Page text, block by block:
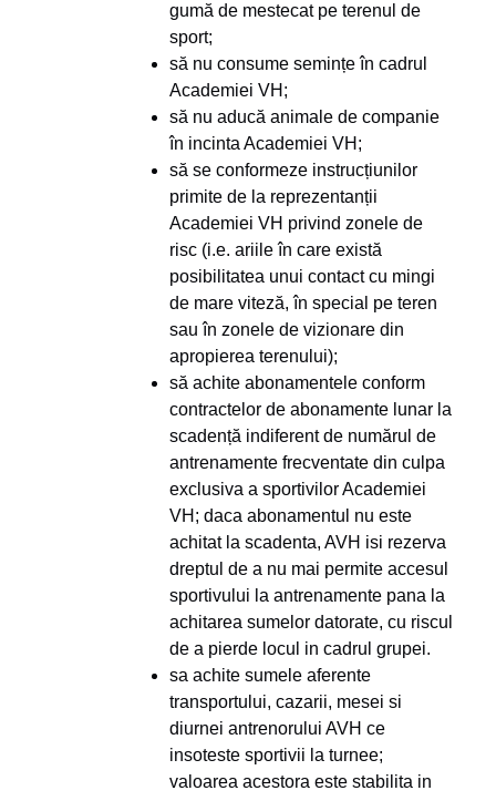
gumă de mestecat pe terenul de
sport;
să nu consume semințe în cadrul
Academiei VH;
să nu aducă animale de companie
în incinta Academiei VH;
să se conformeze instrucțiunilor
primite de la reprezentanții
Academiei VH privind zonele de
risc (i.e. ariile în care există
posibilitatea unui contact cu mingi
de mare viteză, în special pe teren
sau în zonele de vizionare din
apropierea terenului);
să achite abonamentele conform
contractelor de abonamente lunar la
scadență indiferent de numărul de
antrenamente frecventate din culpa
exclusiva a sportivilor Academiei
VH; daca abonamentul nu este
achitat la scadenta, AVH isi rezerva
dreptul de a nu mai permite accesul
sportivului la antrenamente pana la
achitarea sumelor datorate, cu riscul
de a pierde locul in cadrul grupei.
sa achite sumele aferente
transportului, cazarii, mesei si
diurnei antrenorului AVH ce
insoteste sportivii la turnee;
valoarea acestora este stabilita in